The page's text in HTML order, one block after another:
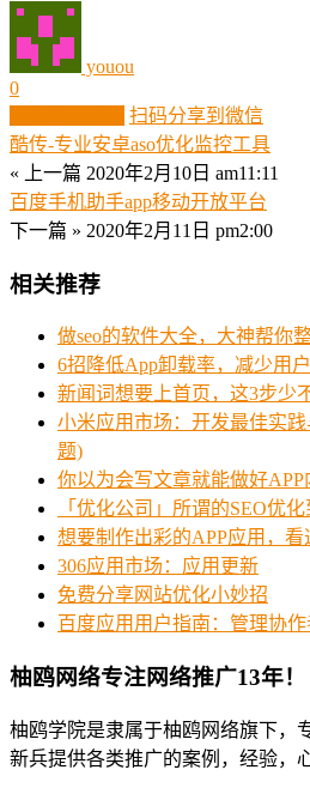
youou
0
扫码分享到微信
酷传-专业安卓aso优化监控工具
« 上一篇 2020年2月10日 am11:11
百度手机助手app移动开放平台
下一篇 » 2020年2月11日 pm2:00
相关推荐
做seo的软件大全，大神帮你
6招降低App卸载率，减少用
新闻词想要上首页，这3步少
小米应用市场：开发最佳实
题)
你以为会写文章就能做好APP
「优化公司」所谓的SEO优
想要制作出彩的APP应用，看
306应用市场：应用更新
免费分享网站优化小妙招
百度应用用户指南：管理协作
柚鸥网络专注网络推广13年！
柚鸥学院是隶属于柚鸥网络旗下，
新兵提供各类推广的案例，经验，